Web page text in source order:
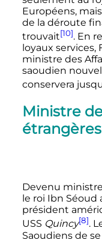
Européens,
de la déroute
trouvait[10]. En
loyaux
ministre des
saoudien
conservera
Ministre
étrangères
Devenu
le roi Ibn
président
USS Quincy[8].
Saoudiens de